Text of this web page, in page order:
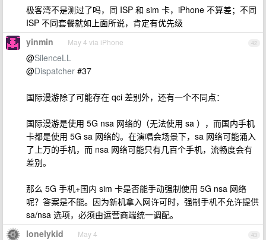
极客湾不是测过了吗，同 ISP 和 sim 卡，iPhone 不算差；不同
ISP 不同套餐就如上面所说，肯定有优先级
42
yinmin May 4 via iPhone
@SilenceLL
@Dispatcher #37
国际漫游除了可能存在 qci 差别外，还有一个不同点：
国际漫游是使用 5G nsa 网络的（无法使用 sa ），而国内手机
卡都是使用 5G sa 网络的。在演唱会场景下，sa 网络可能涌入
了上万的手机，而 nsa 网络可能只有几百个手机，流畅度会有
差别。
那么 5G 手机+国内 sim 卡是否能手动强制使用 5G nsa 网络
呢？答案是不能。因为新机拿入网许可时，强制手机不允许提供
sa/nsa 选项，必须由运营商端统一调配。
43
lonelykid May 4